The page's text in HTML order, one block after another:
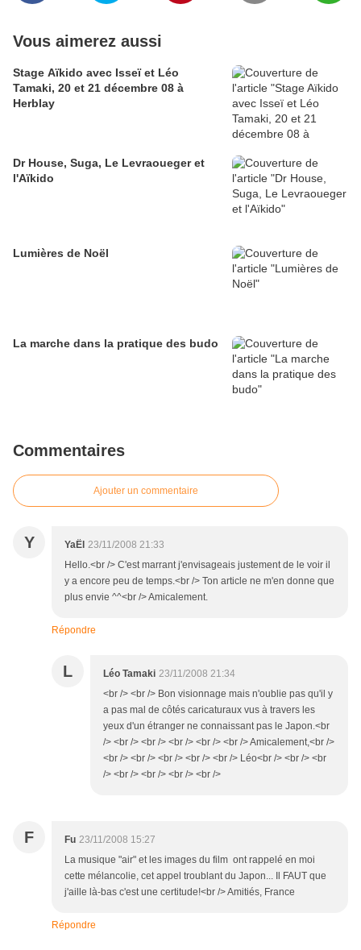
Vous aimerez aussi
Stage Aïkido avec Isseï et Léo
Tamaki, 20 et 21 décembre 08 à
Herblay
Dr House, Suga, Le Levraoueger et
l'Aïkido
Lumières de Noël
La marche dans la pratique des budo
Commentaires
Ajouter un commentaire
Y YaËl 23/11/2008 21:33
Hello.<br /> C'est marrant j'envisageais justement de le voir il
y a encore peu de temps.<br /> Ton article ne m'en donne que
plus envie ^^<br /> Amicalement.
Répondre
L Léo Tamaki 23/11/2008 21:34
<br /> <br /> Bon visionnage mais n'oublie pas qu'il y
a pas mal de côtés caricaturaux vus à travers les
yeux d'un étranger ne connaissant pas le Japon.<br
/> <br /> <br /> <br /> <br /> <br /> Amicalement,<br />
<br /> <br /> <br /> <br /> <br /> Léo<br /> <br /> <br
/> <br /> <br /> <br /> <br />
F Fu 23/11/2008 15:27
La musique "air" et les images du film ont rappelé en moi
cette mélancolie, cet appel troublant du Japon... Il FAUT que
j'aille là-bas c'est une certitude!<br /> Amitiés, France
Répondre